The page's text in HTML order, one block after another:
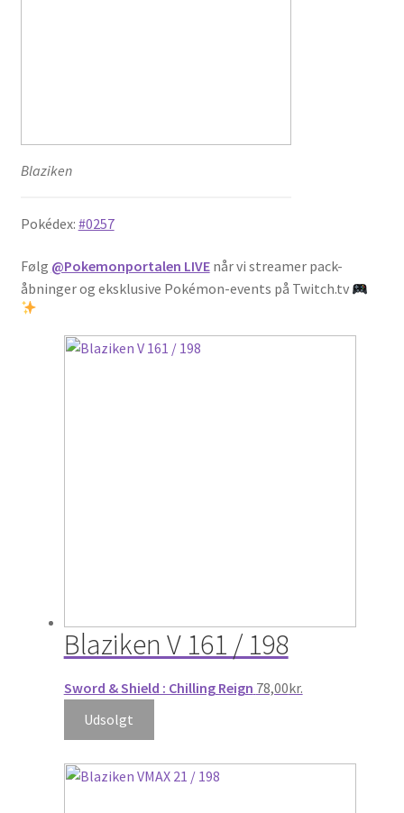
Blaziken
Pokédex: #0257
Følg @Pokemonportalen LIVEnår vi streamer pack-
åbninger og eksklusive Pokémon-events på Twitch.tv
Blaziken V 161 / 198
Sword & Shield : Chilling Reign 78,00kr.
Udsolgt